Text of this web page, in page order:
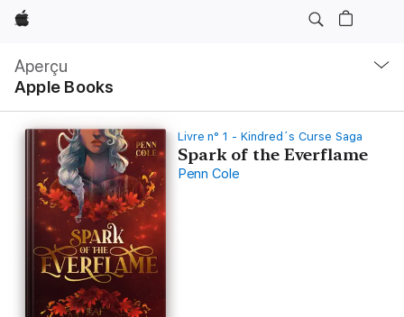
Apple
Aperçu
Apple Books
locale
Ouvrir
menu
Livre n° 1 - Kindred´s Curse Saga
Spark of the Everflame
Penn Cole